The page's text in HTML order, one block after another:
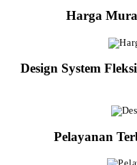
Harga
Design System
Pelayanan